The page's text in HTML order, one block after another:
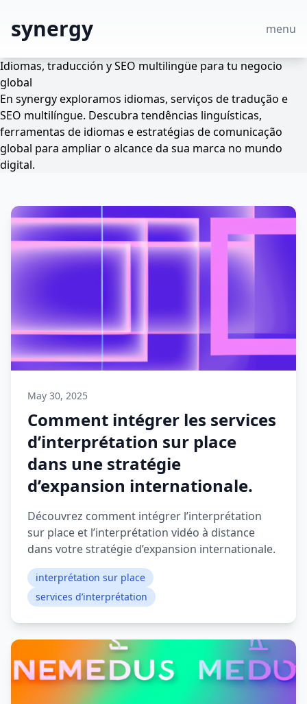
synergy menu
Idiomas, traducción y SEO multilingüe para tu negocio
global
En synergy exploramos idiomas, serviços de tradução e
SEO multilíngue. Descubra tendências linguísticas,
ferramentas de idiomas e estratégias de comunicação
global para ampliar o alcance da sua marca no mundo
digital.
May 30, 2025
Comment intégrer les services
d’interprétation sur place
dans une stratégie
d’expansion internationale.
Découvrez comment intégrer l’interprétation
sur place et l’interprétation vidéo à distance
dans votre stratégie d’expansion internationale.
interprétation sur place
services d’interprétation